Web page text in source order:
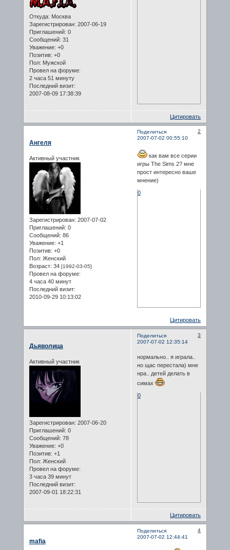
Откуда: Москва
Зарегистрирован: 2007-06-19
Приглашений: 0
Сообщений: 31
Уважение: +0
Позитив: +0
Пол: Мужской
Провел на форуме:
2 часа 51 минуту
Последний визит:
2007-08-09 17:38:39
Цитировать
Поделиться
2
2007-07-02 00:55:10
Ангеля
Активный участник
Зарегистрирован: 2007-07-02
Приглашений: 0
Сообщений: 86
Уважение: +1
Позитив: +0
Пол: Женский
Возраст: 34 [1992-03-05]
Провел на форуме:
4 часа 40 минут
Последний визит:
2010-09-29 10:13:02
как вам все серии
игры The Sims 2? мне
прост интересно ваше
мнение)
0
Цитировать
Поделиться
3
2007-07-02 12:35:14
Дьяволица
Активный участник
Зарегистрирован: 2007-06-20
Приглашений: 0
Сообщений: 78
Уважение: +0
Позитив: +1
Пол: Женский
Провел на форуме:
3 часа 39 минут
Последний визит:
2007-09-01 18:22:31
нормально.. я играла..
но щас перестала) мне
нра.. детей делать в
симах
0
Цитировать
Поделиться
4
2007-07-02 12:44:41
mafia